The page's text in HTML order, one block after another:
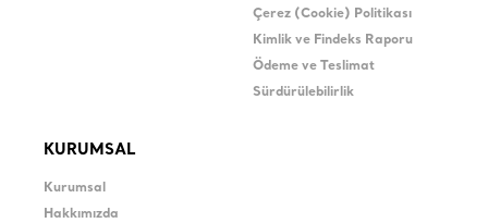
Çerez (Cookie) Politikası
Kimlik ve Findeks Raporu
Ödeme ve Teslimat
Sürdürülebilirlik
KURUMSAL
Kurumsal
Hakkımızda